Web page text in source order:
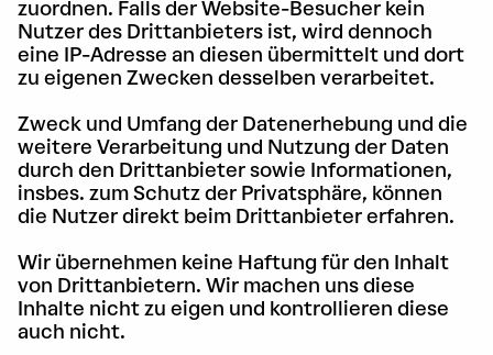
zuordnen. Falls der Website-Besucher kein
Nutzer des Drittanbieters ist, wird dennoch
eine IP-Adresse an diesen übermittelt und dort
zu eigenen Zwecken desselben verarbeitet.
Zweck und Umfang der Datenerhebung und die
weitere Verarbeitung und Nutzung der Daten
durch den Drittanbieter sowie Informationen,
insbes. zum Schutz der Privatsphäre, können
die Nutzer direkt beim Drittanbieter erfahren.
Wir übernehmen keine Haftung für den Inhalt
von Drittanbietern. Wir machen uns diese
Inhalte nicht zu eigen und kontrollieren diese
auch nicht.